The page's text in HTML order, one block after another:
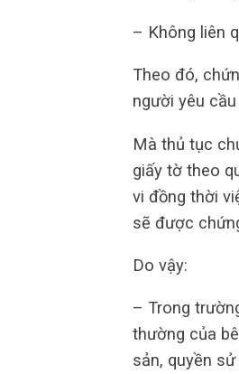
– Không liên
Theo đó,
người yêu
Mà thủ tục
giấy tờ theo
vi đồng thời
sẽ được
Do vậy:
– Trong
thường của
sản, quyền